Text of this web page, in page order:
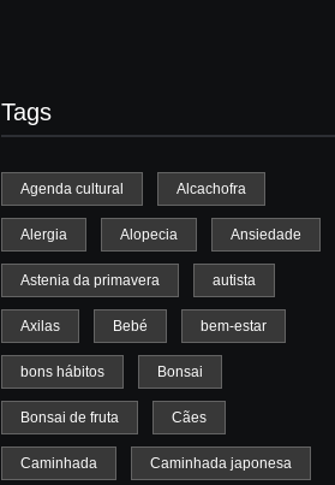
Tags
Agenda cultural Alcachofra
Alergia Alopecia Ansiedade
Astenia da primavera autista
Axilas Bebé bem-estar
bons hábitos Bonsai
Bonsai de fruta Cães
Caminhada Caminhada japonesa